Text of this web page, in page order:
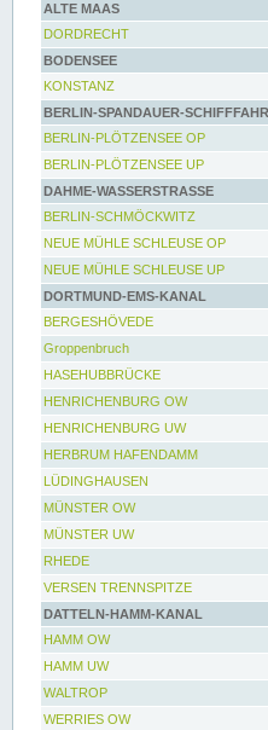
ALTE MAAS
DORDRECHT
BODENSEE
KONSTANZ
BERLIN-SPANDAUER-
BERLIN-PLÖTZENSEE OP
BERLIN-PLÖTZENSEE UP
DAHME-WASSERSTRASSE
BERLIN-SCHMÖCKWITZ
NEUE MÜHLE SCHLEUSE OP
NEUE MÜHLE SCHLEUSE UP
DORTMUND-EMS-KANAL
BERGESHÖVEDE
Groppenbruch
HASEHUBBRÜCKE
HENRICHENBURG OW
HENRICHENBURG UW
HERBRUM HAFENDAMM
LÜDINGHAUSEN
MÜNSTER OW
MÜNSTER UW
RHEDE
VERSEN TRENNSPITZE
DATTELN-HAMM-KANAL
HAMM OW
HAMM UW
WALTROP
WERRIES OW